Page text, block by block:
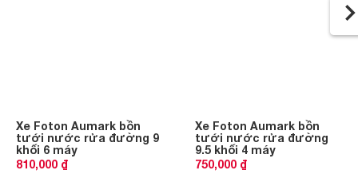
Xe Foton Aumark bồn
tưới nước rửa đường 9
khối 6 máy
810,000 ₫
Xe Foton Aumark bồn
tưới nước rửa đường
9.5 khối 4 máy
750,000 ₫